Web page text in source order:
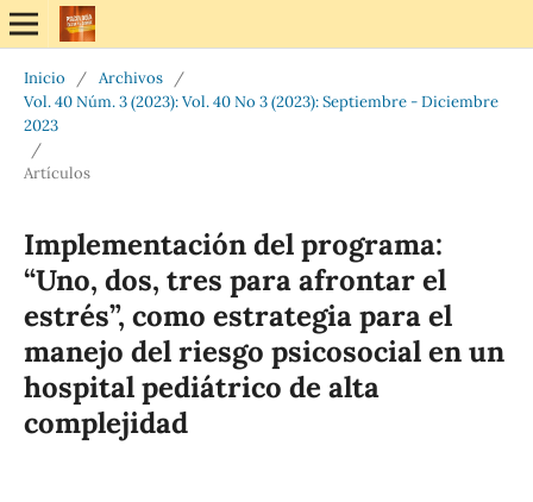
Inicio / Archivos
/
Vol. 40 Núm. 3 (2023): Vol. 40 No 3 (2023): Septiembre - Diciembre
2023
/
Artículos
Implementación del programa:
“Uno, dos, tres para afrontar el
estrés”, como estrategia para el
manejo del riesgo psicosocial en un
hospital pediátrico de alta
complejidad